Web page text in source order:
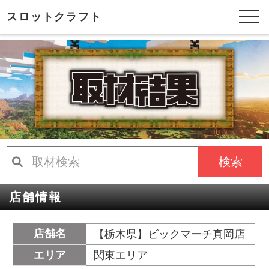
スロットクラフト
検索
店舗情報
店舗名
【栃木県】ビックマーチ真岡店
エリア
関東エリア